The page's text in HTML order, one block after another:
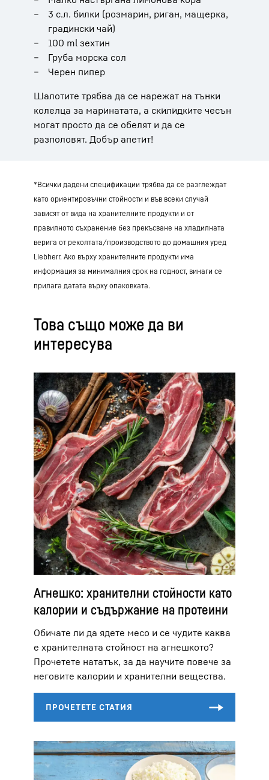
3 с.л. билки (розмарин, риган, мащерка,
градински чай)
100 ml зехтин
Груба морска сол
Черен пипер
Шалотите трябва да се нарежат на тънки
колелца за маринатата, а скилидките чесън
могат просто да се обелят и да се
разполовят. Добър апетит!
*Всички дадени спецификации трябва да се разглеждат
като ориентировъчни стойности и във всеки случай
зависят от вида на хранителните продукти и от
правилното съхранение без прекъсване на хладилната
верига от реколтата/производството до домашния уред
Liebherr. Ако върху хранителните продукти има
информация за минималния срок на годност, винаги се
прилага датата върху опаковката.
Това също може да ви
интересува
Агнешко: хранителни стойности като
калории и съдържание на протеини
Обичате ли да ядете месо и се чудите каква
е хранителната стойност на агнешкото?
Прочетете нататък, за да научите повече за
неговите калории и хранителни вещества.